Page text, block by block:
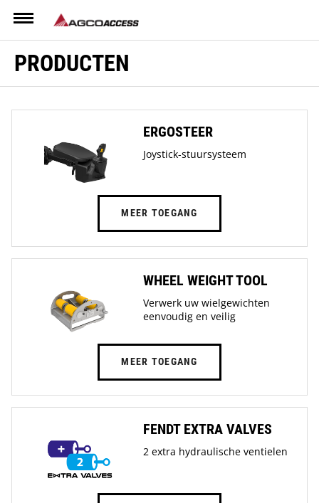
Menu
PRODUCTEN
ERGOSTEER
Joystick-stuursysteem
MEER TOEGANG
WHEEL WEIGHT TOOL
Verwerk uw wielgewichten
eenvoudig en veilig
MEER TOEGANG
FENDT EXTRA VALVES
2 extra hydraulische ventielen